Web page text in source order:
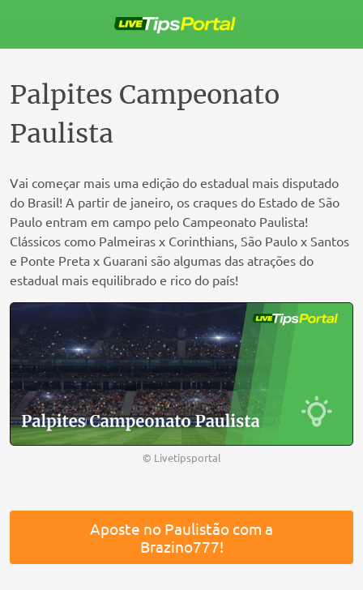
o
Palpites Campeonato
Paulista
Vai começar mais uma edição do estadual mais disputado
do Brasil! A partir de janeiro, os craques do Estado de São
Paulo entram em campo pelo Campeonato Paulista!
Clássicos como Palmeiras x Corinthians, São Paulo x Santos
e Ponte Preta x Guarani são algumas das atrações do
estadual mais equilibrado e rico do país!
© Livetipsportal
Aposte no Paulistão com a
Brazino777!